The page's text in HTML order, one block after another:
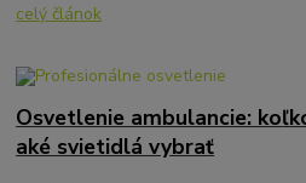
celý článok
Osvetlenie ambulancie:
aké svietidlá vybrať